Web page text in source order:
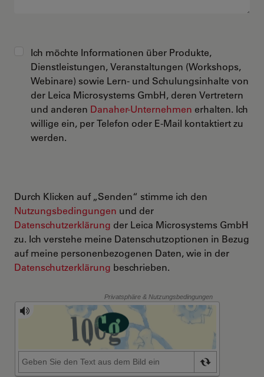
Ich möchte Informationen über Produkte,
Dienstleistungen, Veranstaltungen (Workshops,
Webinare) sowie Lern- und Schulungsinhalte von
der Leica Microsystems GmbH, deren Vertretern
und anderen Danaher-Unternehmen erhalten. Ich
willige ein, per Telefon oder E-Mail kontaktiert zu
werden.
Durch Klicken auf „Senden“ stimme ich den
Nutzungsbedingungen und der
Datenschutzerklärung der Leica Microsystems GmbH
zu. Ich verstehe meine Datenschutzoptionen in Bezug
auf meine personenbezogenen Daten, wie in der
Datenschutzerklärung beschrieben.